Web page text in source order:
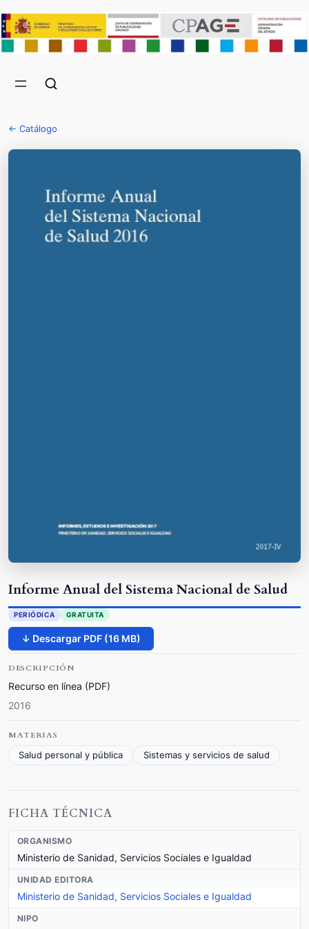
← Catálogo
Informe Anual del Sistema Nacional de Salud
PERIÓDICA GRATUITA
↓ Descargar PDF (16 MB)
DESCRIPCIÓN
Recurso en línea (PDF)
2016
MATERIAS
Salud personal y pública
Sistemas y servicios de salud
FICHA TÉCNICA
ORGANISMO
Ministerio de Sanidad, Servicios Sociales e Igualdad
UNIDAD EDITORA
Ministerio de Sanidad, Servicios Sociales e Igualdad
NIPO